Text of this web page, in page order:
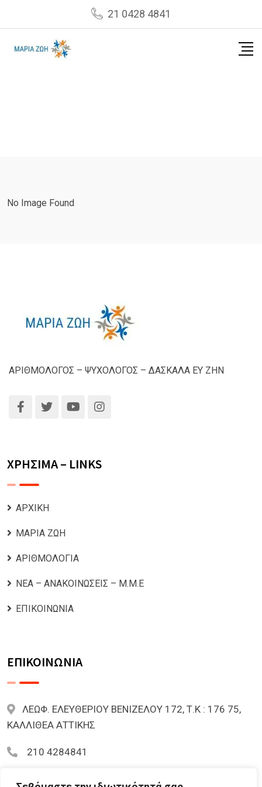
21 0428 4841
No Image Found
ΑΡΙΘΜΟΛΟΓΟΣ – ΨΥΧΟΛΟΓΟΣ – ΔΑΣΚΑΛΑ ΕΥ ΖΗΝ
ΧΡΗΣΙΜΑ – LINKS
ΑΡΧΙΚΗ
ΜΑΡΙΑ ΖΩΗ
ΑΡΙΘΜΟΛΟΓΙΑ
ΝΕΑ – ΑΝΑΚΟΙΝΩΣΕΙΣ – Μ.Μ.Ε
ΕΠΙΚΟΙΝΩΝΙΑ
ΕΠΙΚΟΙΝΩΝΙΑ
ΛΕΩΦ. ΕΛΕΥΘΕΡΙΟΥ ΒΕΝΙΖΕΛΟΥ 172, Τ.Κ : 176 75,
ΚΑΛΛΙΘΕΑ ΑΤΤΙΚΗΣ
210 4284841
mariazoi.powernumbers@gmail.com